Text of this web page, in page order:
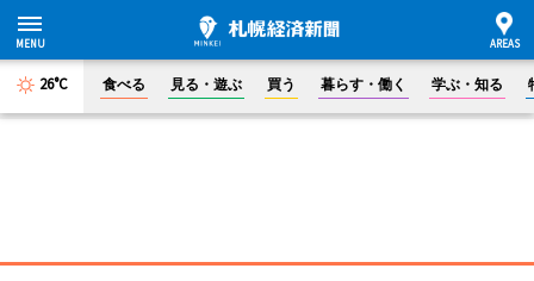
26°C 食べる 見る・遊ぶ 買う 暮らす・働く 学ぶ・知る